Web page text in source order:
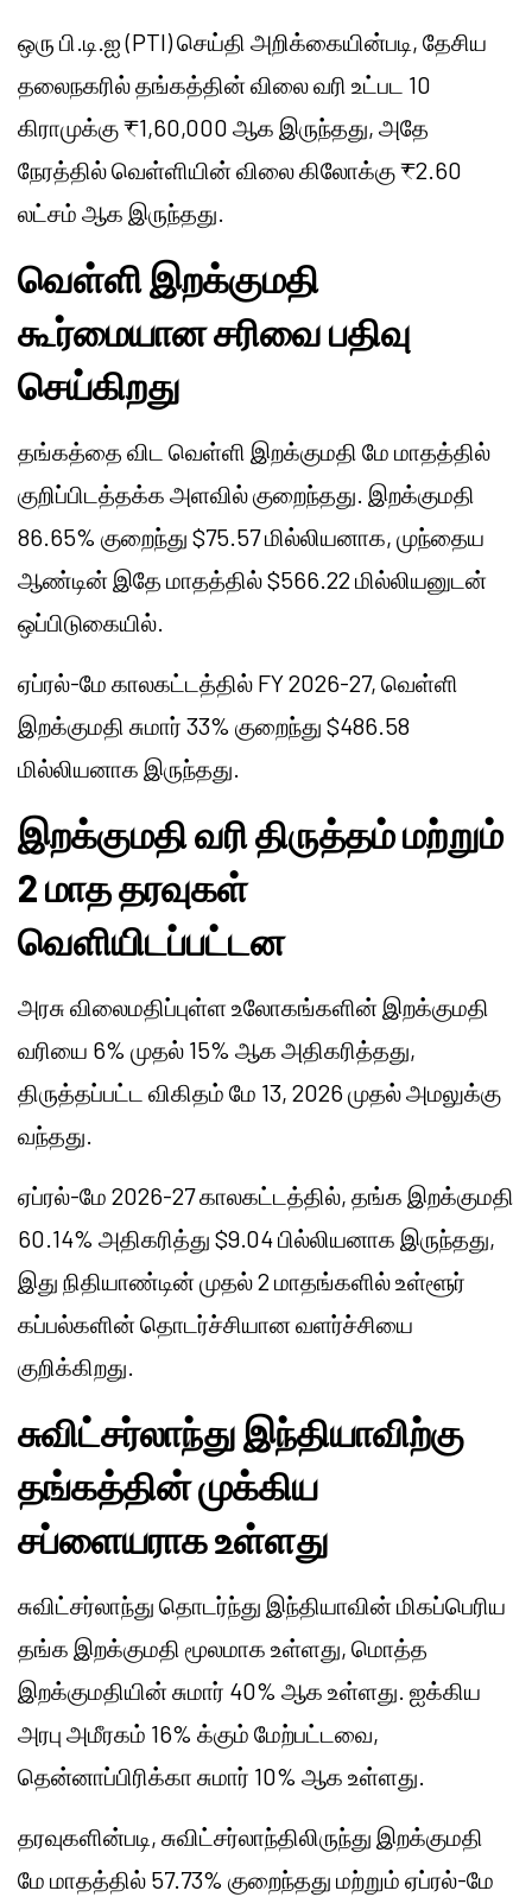
ஒரு பி.டி.ஐ (PTI) செய்தி அறிக்கையின்படி, தேசிய
தலைநகரில் தங்கத்தின் விலை வரி உட்பட 10
கிராமுக்கு ₹1,60,000 ஆக இருந்தது, அதே
நேரத்தில் வெள்ளியின் விலை கிலோக்கு ₹2.60
லட்சம் ஆக இருந்தது.
வெள்ளி இறக்குமதி
கூர்மையான சரிவை பதிவு
செய்கிறது
தங்கத்தை விட வெள்ளி இறக்குமதி மே மாதத்தில்
குறிப்பிடத்தக்க அளவில் குறைந்தது. இறக்குமதி
86.65% குறைந்து $75.57 மில்லியனாக, முந்தைய
ஆண்டின் இதே மாதத்தில் $566.22 மில்லியனுடன்
ஒப்பிடுகையில்.
ஏப்ரல்-மே காலகட்டத்தில் FY 2026-27, வெள்ளி
இறக்குமதி சுமார் 33% குறைந்து $486.58
மில்லியனாக இருந்தது.
இறக்குமதி வரி திருத்தம் மற்றும்
2 மாத தரவுகள்
வெளியிடப்பட்டன
அரசு விலைமதிப்புள்ள உலோகங்களின் இறக்குமதி
வரியை 6% முதல் 15% ஆக அதிகரித்தது,
திருத்தப்பட்ட விகிதம் மே 13, 2026 முதல் அமலுக்கு
வந்தது.
ஏப்ரல்-மே 2026-27 காலகட்டத்தில், தங்க இறக்குமதி
60.14% அதிகரித்து $9.04 பில்லியனாக இருந்தது,
இது நிதியாண்டின் முதல் 2 மாதங்களில் உள்ளூர்
கப்பல்களின் தொடர்ச்சியான வளர்ச்சியை
குறிக்கிறது.
சுவிட்சர்லாந்து இந்தியாவிற்கு
தங்கத்தின் முக்கிய
சப்ளையராக உள்ளது
சுவிட்சர்லாந்து தொடர்ந்து இந்தியாவின் மிகப்பெரிய
தங்க இறக்குமதி மூலமாக உள்ளது, மொத்த
இறக்குமதியின் சுமார் 40% ஆக உள்ளது. ஐக்கிய
அரபு அமீரகம் 16% க்கும் மேற்பட்டவை,
தென்னாப்பிரிக்கா சுமார் 10% ஆக உள்ளது.
தரவுகளின்படி, சுவிட்சர்லாந்திலிருந்து இறக்குமதி
மே மாதத்தில் 57.73% குறைந்தது மற்றும் ஏப்ரல்-மே